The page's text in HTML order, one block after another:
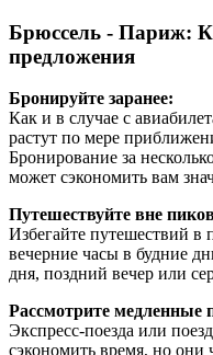
Брюссель - Париж:
предложения
Бронируйте заранее:
Как и в случае с
растут по мере
Бронирование за
может сэкономить вам
Путешествуйте вне
Избегайте путешествий в
вечерние часы в будние
дня, поздний вечер или
Рассмотрите
Экспресс-поезда или
сэкономить время, но